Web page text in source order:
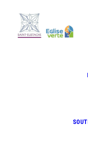
dans